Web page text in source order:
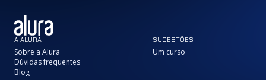
A ALURA
Sobre a Alura
Dúvidas frequentes
Blog
SUGESTÕES
Um curso